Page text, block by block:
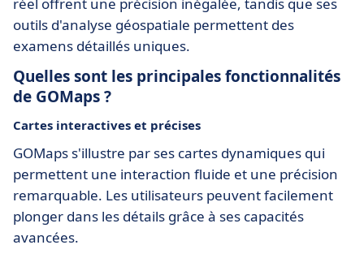
outils d'analyse géospatiale permettent des
examens détaillés uniques.
Quelles sont les principales fonctionnalités
de GOMaps ?
Cartes interactives et précises
GOMaps s'illustre par ses cartes dynamiques qui
permettent une interaction fluide et une précision
remarquable. Les utilisateurs peuvent facilement
plonger dans les détails grâce à ses capacités
avancées.